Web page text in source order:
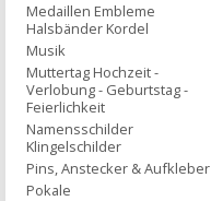
Medaillen Embleme
Halsbänder Kordel
Musik
Muttertag Hochzeit -
Verlobung - Geburtstag -
Feierlichkeit
Namensschilder
Klingelschilder
Pins, Anstecker & Aufkleber
Pokale